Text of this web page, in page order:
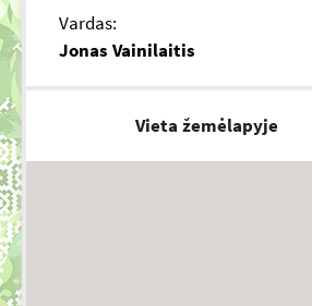
Vardas:
Jonas Vainilaitis
Vieta žemėlapyje